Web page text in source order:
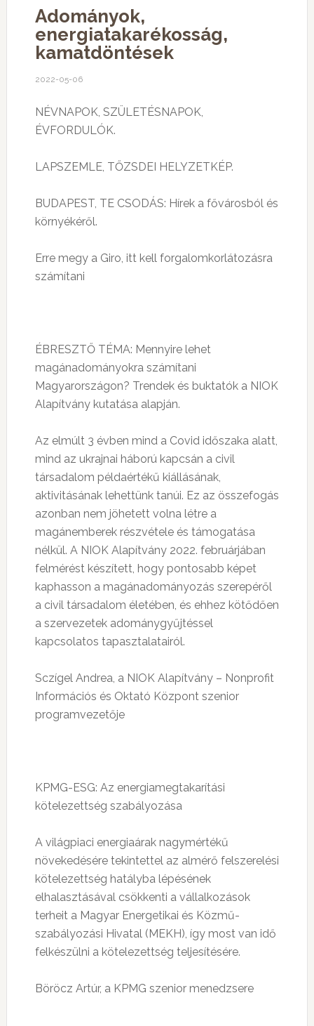
Adományok,
energiatakarékosság,
kamatdöntések
2022-05-06
NÉVNAPOK, SZÜLETÉSNAPOK,
ÉVFORDULÓK.
LAPSZEMLE, TŐZSDEI HELYZETKÉP.
BUDAPEST, TE CSODÁS: Hírek a fővárosból és
környékéről.
Erre megy a Giro, itt kell forgalomkorlátozásra
számítani
ÉBRESZTŐ TÉMA: Mennyire lehet
magánadományokra számítani
Magyarországon? Trendek és buktatók a NIOK
Alapítvány kutatása alapján.
Az elmúlt 3 évben mind a Covid időszaka alatt,
mind az ukrajnai háború kapcsán a civil
társadalom példaértékű kiállásának,
aktivitásának lehettünk tanúi. Ez az összefogás
azonban nem jöhetett volna létre a
magánemberek részvétele és támogatása
nélkül. A NIOK Alapítvány 2022. februárjában
felmérést készített, hogy pontosabb képet
kaphasson a magánadományozás szerepéről
a civil társadalom életében, és ehhez kötődően
a szervezetek adománygyűjtéssel
kapcsolatos tapasztalatairól.
Sczígel Andrea, a NIOK Alapítvány – Nonprofit
Információs és Oktató Központ szenior
programvezetője
KPMG-ESG: Az energiamegtakarítási
kötelezettség szabályozása
A világpiaci energiaárak nagymértékű
növekedésére tekintettel az almérő felszerelési
kötelezettség hatályba lépésének
elhalasztásával csökkenti a vállalkozások
terheit a Magyar Energetikai és Közmű-
szabályozási Hivatal (MEKH), így most van idő
felkészülni a kötelezettség teljesítésére.
Böröcz Artúr, a KPMG szenior menedzsere